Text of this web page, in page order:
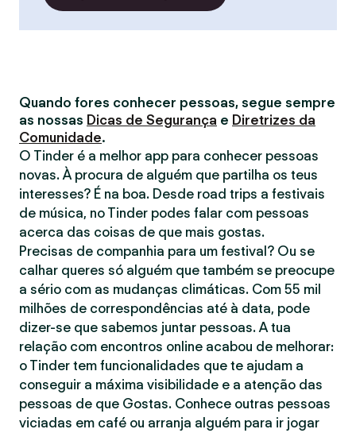
Quando fores conhecer pessoas, segue sempre
as nossas Dicas de Segurança e Diretrizes da
Comunidade.
O Tinder é a melhor app para conhecer pessoas
novas. À procura de alguém que partilha os teus
interesses? É na boa. Desde road trips a festivais
de música, no Tinder podes falar com pessoas
acerca das coisas de que mais gostas.
Precisas de companhia para um festival? Ou se
calhar queres só alguém que também se preocupe
a sério com as mudanças climáticas. Com 55 mil
milhões de correspondências até à data, pode
dizer-se que sabemos juntar pessoas. A tua
relação com encontros online acabou de melhorar:
o Tinder tem funcionalidades que te ajudam a
conseguir a máxima visibilidade e a atenção das
pessoas de que Gostas. Conhece outras pessoas
viciadas em café ou arranja alguém para ir jogar